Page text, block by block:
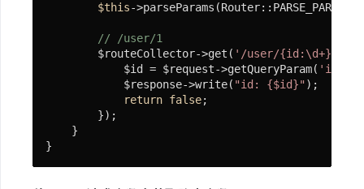
$this-
// /user/1
        $routeCollector->get(
'/user/{id:\d+}'
            $id = $request->getQueryParam(
'id'
            $response->write(
"id: {$id}");
return false;
        });
    }
}